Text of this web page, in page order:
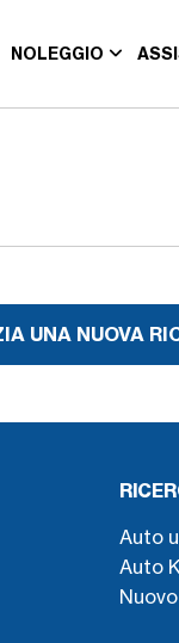
NOLEGGIO
UNA NUOVA
Auto
Auto